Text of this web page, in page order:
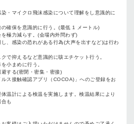
染・マイクロ飛沫感染について理解をし意識的に
の確保を意識的に行う。(最低 1 メートル)
を極力減らす。(会場内外問わず)
し、感染の恐れがある行為(大声を出すなど)は行わ
クで抑えるなど意識的に咳エチケット行う。
小まめに行う。
避する(密閉・密集・密接)
ルス接触確認アプリ（COCOA)」へのご登録をお
体温計による検温を実施します。検温結果により
も